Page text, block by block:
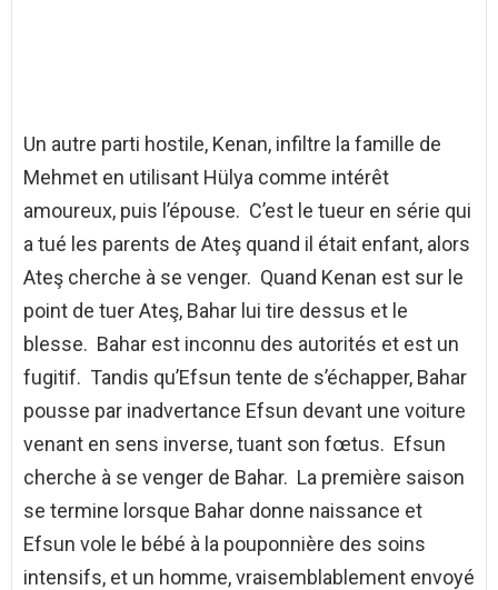
Un autre parti hostile, Kenan, infiltre la famille de
Mehmet en utilisant Hülya comme intérêt
amoureux, puis l’épouse. C’est le tueur en série qui
a tué les parents de Ateş quand il était enfant, alors
Ateş cherche à se venger. Quand Kenan est sur le
point de tuer Ateş, Bahar lui tire dessus et le
blesse. Bahar est inconnu des autorités et est un
fugitif. Tandis qu’Efsun tente de s’échapper, Bahar
pousse par inadvertance Efsun devant une voiture
venant en sens inverse, tuant son fœtus. Efsun
cherche à se venger de Bahar. La première saison
se termine lorsque Bahar donne naissance et
Efsun vole le bébé à la pouponnière des soins
intensifs, et un homme, vraisemblablement envoyé